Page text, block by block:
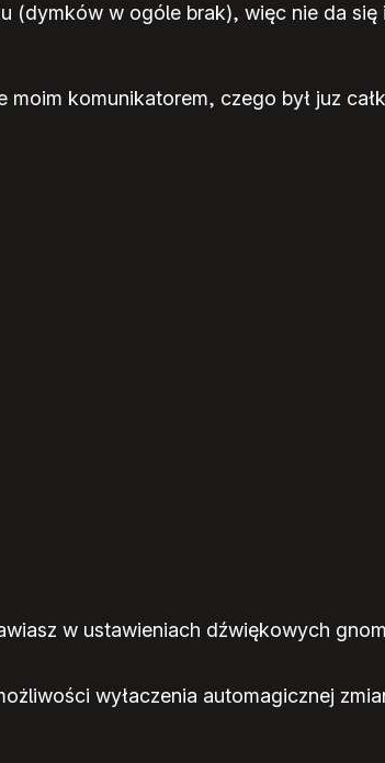
(dymków w ogóle brak), więc nie da
komunikatorem, czego był juz
w ustawieniach dźwiękowych
wyłaczenia automagicznej